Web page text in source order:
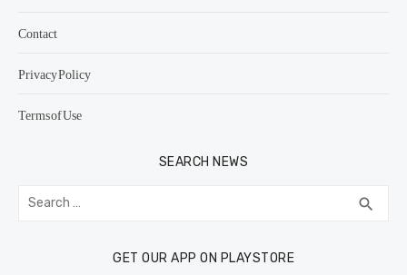
Contact
Privacy Policy
Terms of Use
SEARCH NEWS
Search
for: search
GET OUR APP ON PLAYSTORE